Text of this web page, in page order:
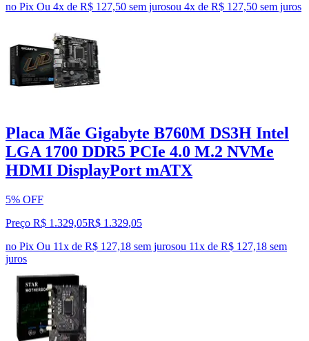
no Pix Ou 4x de R$ 127,50 sem jurosou 4x de R$ 127,50 sem juros
Placa Mãe Gigabyte B760M DS3H Intel
LGA 1700 DDR5 PCIe 4.0 M.2 NVMe
HDMI DisplayPort mATX
5% OFF
Preço R$ 1.329,05R$ 1.329,05
no Pix Ou 11x de R$ 127,18 sem jurosou 11x de R$ 127,18 sem
juros